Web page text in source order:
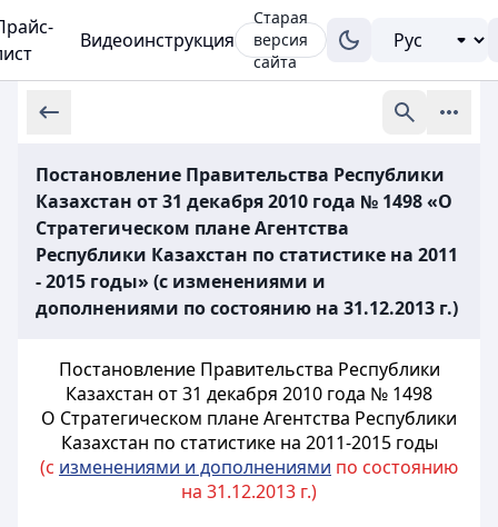
Видеоинструкция
Старая
версия
сайта
Постановление Правительства Республики
Казахстан от 31 декабря 2010 года № 1498 «О
Стратегическом плане Агентства
Республики Казахстан по статистике на 2011
- 2015 годы» (с изменениями и
дополнениями по состоянию на 31.12.2013 г.)
Постановление Правительства Республики
Казахстан от 31 декабря 2010 года № 1498
О Стратегическом плане Агентства Республики
Казахстан по статистике на 2011-2015 годы
(с изменениями и дополнениями по состоянию
на 31.12.2013 г.)